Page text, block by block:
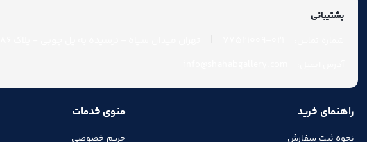
پشتیبانی
راهنمای خرید
نحوه ثبت سفارش
منوی خدمات
حریم خصوصی